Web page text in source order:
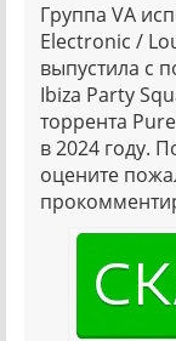
Группа VA
Electronic /
выпустила с
Ibiza Party
торрента
в 2024 году.
оцените